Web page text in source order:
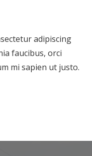
adipiscing
faucibus, orci
mi sapien ut justo.